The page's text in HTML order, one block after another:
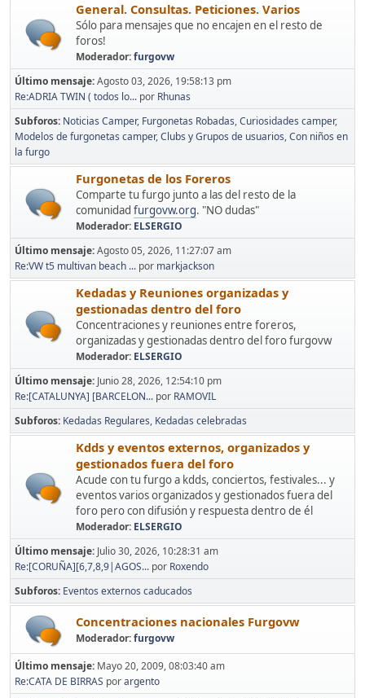
General. Consultas. Peticiones. Varios
Sólo para mensajes que no encajen en el resto de
foros!
Moderador:furgovw
Último mensaje:Agosto 03, 2026, 19:58:13 pm
Re:ADRIA TWIN ( todos lo... por Rhunas
Subforos Noticias Camper Furgonetas Robadas Curiosidades camper
Modelos de furgonetas camper Clubs y Grupos de usuarios Con niños en
la furgo
Furgonetas de los Foreros
Comparte tu furgo junto a las del resto de la
comunidad furgovw.org. "NO dudas"
Moderador: ELSERGIO
Último mensaje:Agosto 05, 2026, 11:27:07 am
Re:VW t5 multivan beach ... por markjackson
Kedadas y Reuniones organizadas y
gestionadas dentro del foro
Concentraciones y reuniones entre foreros,
organizadas y gestionadas dentro del foro furgovw
Moderador: ELSERGIO
Último mensaje: Junio 28, 2026, 12:54:10 pm
Re:[CATALUNYA] [BARCELON... por RAMOVIL
Subforos Kedadas Regulares Kedadas celebradas
Kdds y eventos externos, organizados y
gestionados fuera del foro
Acude con tu furgo a kdds, conciertos, festivales... y
eventos varios organizados y gestionados fuera del
foro pero con difusión y respuesta dentro de él
Moderador: ELSERGIO
Último mensaje: Julio 30, 2026, 10:28:31 am
Re:[CORUÑA][6,7,8,9|AGOS... por Roxendo
Subforos Eventos externos caducados
Concentraciones nacionales Furgovw
Moderador:furgovw
Último mensaje: Mayo 20, 2009, 08:03:40 am
Re:CATA DE BIRRAS porargento